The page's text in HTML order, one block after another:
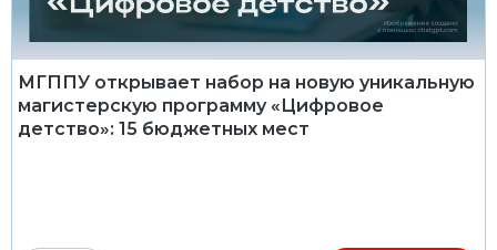
МГППУ открывает набор на новую уникальную
магистерскую программу «Цифровое
детство»: 15 бюджетных мест